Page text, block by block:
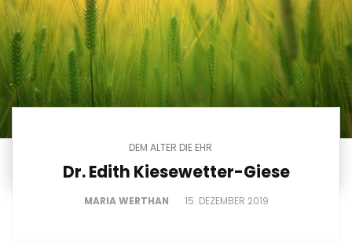
DEM ALTER DIE EHR
Dr. Edith Kiesewetter-Giese
MARIA WERTHAN 15. DEZEMBER 2019